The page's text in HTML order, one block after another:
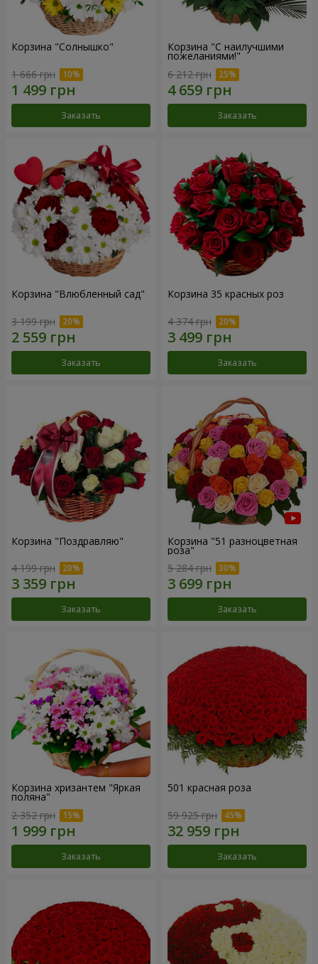
Корзина "Солнышко"
1 666 грн
Заказать
Корзина "С наилучшими
пожеланиями!"
6 212 грн
Заказать
Корзина "Влюбленный сад"
3 199 грн
Заказать
Корзина 35 красных роз
4 374 грн
Заказать
Корзина "Поздравляю"
4 199 грн
Заказать
Корзина "51 разноцветная
роза"
5 284 грн
Заказать
Корзина хризантем "Яркая
поляна"
2 352 грн
Заказать
501 красная роза
59 925 грн
Заказать